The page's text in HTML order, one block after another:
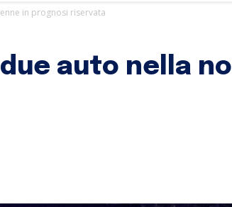
in prognosi riservata
auto nella